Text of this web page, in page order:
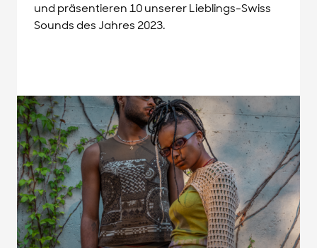
und präsentieren 10 unserer Lieblings-Swiss
Sounds des Jahres 2023.